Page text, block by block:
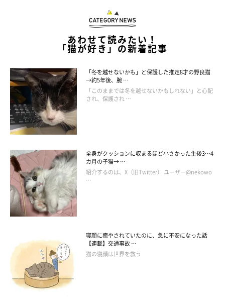
↑Catlog Pendantは鈴をモチーフにしていますが、音は鳴りません
あわせて読みたい！
「猫が好き」の新着記事
「冬を越せないかも」と保護した推定8才の野良猫
→約5年後、腕 …
「このままでは冬を越せないかもしれない」と心配
され、保護され …
全身がクッションに収まるほど小さかった生後3～4
カ月の子猫→ …
紹介するのは、X（旧Twitter） ユーザー@nekowo
…
寝顔に癒やされていたのに、急に不安になった話
【連載】交通事故 …
猫の寝顔は世界を救う